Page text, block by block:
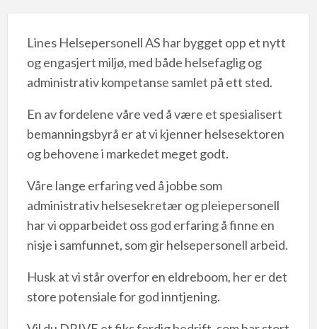
Lines Helsepersonell AS har bygget opp et nytt
og engasjert miljø, med både helsefaglig og
administrativ kompetanse samlet på ett sted.
En av fordelene våre ved å være et spesialisert
bemanningsbyrå er at vi kjenner helsesektoren
og behovene i markedet meget godt.
Våre lange erfaring ved å jobbe som
administrativ helsesekretær og pleiepersonell
har vi opparbeidet oss god erfaring å finne en
nisje i samfunnet, som gir helsepersonell arbeid.
Husk at vi står overfor en eldreboom, her er det
store potensiale for god inntjening.